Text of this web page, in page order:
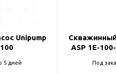
Unipump
5 дней
ASP 1E-
Под